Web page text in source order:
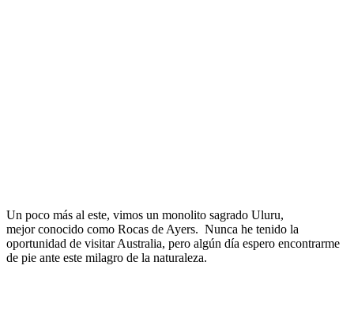
Un poco más al este, vimos un monolito sagrado Uluru,
mejor conocido como Rocas de Ayers. Nunca he tenido la
oportunidad de visitar Australia, pero algún dí­a espero encontrarme
de pie ante este milagro de la naturaleza.